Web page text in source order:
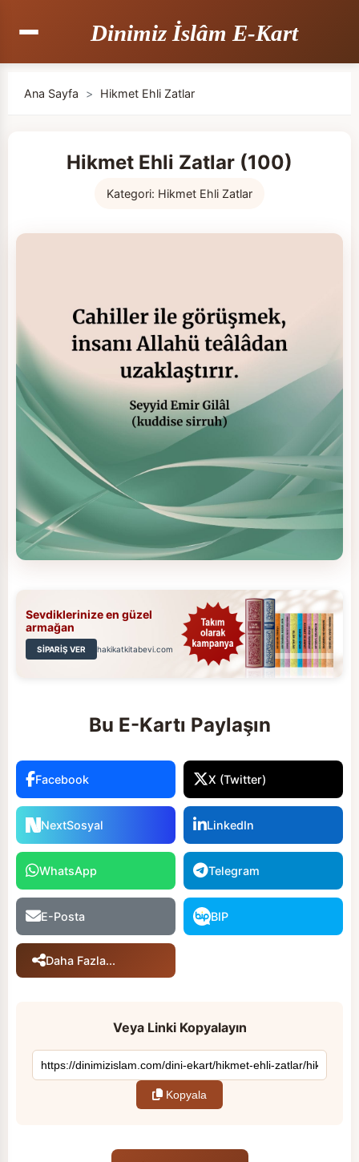
Dinimiz İslâm E-Kart
Ana Sayfa > Hikmet Ehli Zatlar
Hikmet Ehli Zatlar (100)
Kategori: Hikmet Ehli Zatlar
Sevdiklerinize en güzel
armağan
SİPARİŞ VER hakikatkitabevi.com
Bu E-Kartı Paylaşın
Facebook X (Twitter)
NextSosyal LinkedIn
WhatsApp Telegram
E-Posta BIP
Daha Fazla...
Veya Linki Kopyalayın
Kopyala